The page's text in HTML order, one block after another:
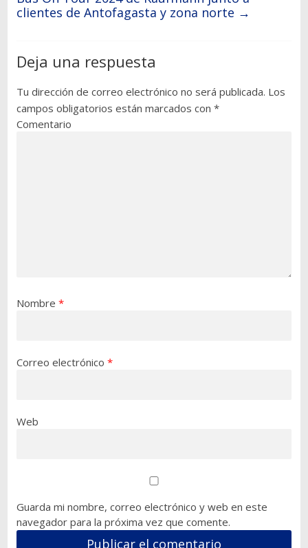
clientes de Antofagasta y zona norte →
Deja una respuesta
Tu dirección de correo electrónico no será publicada. Los
campos obligatorios están marcados con *
Comentario
Nombre *
Correo electrónico *
Web
Guarda mi nombre, correo electrónico y web en este
navegador para la próxima vez que comente.